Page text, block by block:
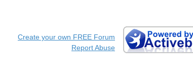
Create your own FREE Forum
Report Abuse